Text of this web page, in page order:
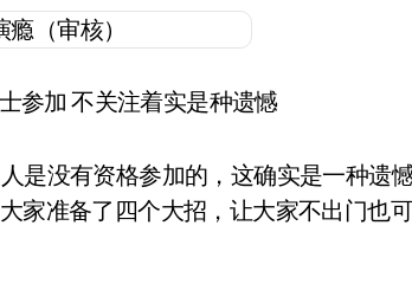
加 不关注着实是种遗憾
是没有资格参加的，这确实是一种遗
家准备了四个大招，让大家不出门也